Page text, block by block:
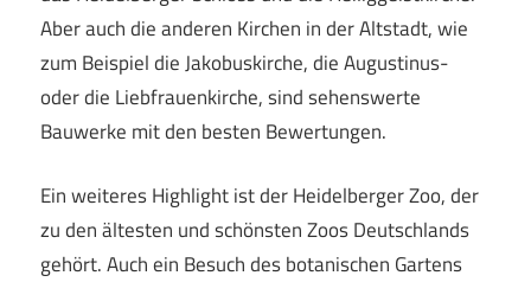
Aber auch die anderen Kirchen in der Altstadt, wie
zum Beispiel die Jakobuskirche, die Augustinus-
oder die Liebfrauenkirche, sind sehenswerte
Bauwerke mit den besten Bewertungen.
Ein weiteres Highlight ist der Heidelberger Zoo, der
zu den ältesten und schönsten Zoos Deutschlands
gehört. Auch ein Besuch des botanischen Gartens